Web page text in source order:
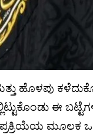
ಹೊಳಪು
ಈ
ಪ್ರಕ್ರಿಯೆಯ ಮೂಲಕ